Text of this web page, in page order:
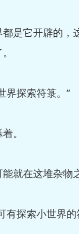
它开辟的，
探索符箓。”
。
在这堆杂物之
探索小世界的